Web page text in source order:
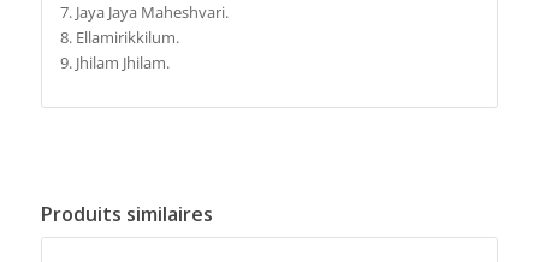
7. Jaya Jaya Maheshvari.
8. Ellamirikkilum.
9. Jhilam Jhilam.
Produits similaires